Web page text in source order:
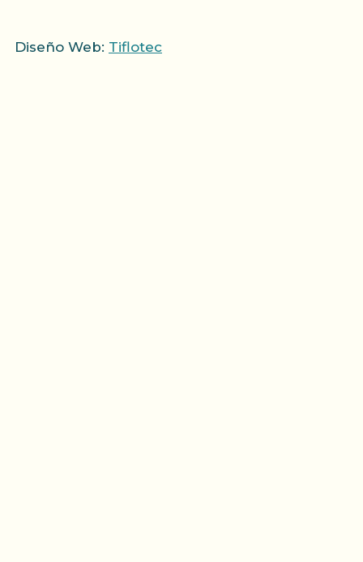
Diseño Web: Tiflotec